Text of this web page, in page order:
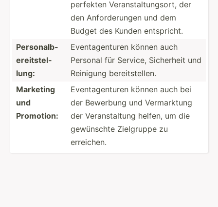
perfekten Verans­tal­tun­gsort, der
den Anford­erungen und dem
Budget des Kunden entspr­icht.
Person­alb­
ere­its­tel­
lung:
Eventa­gen­turen können auch
Personal für Service, Sicherheit und
Reinigung bereit­ste­llen.
Marketing
und
Promotion:
Eventa­gen­turen können auch bei
der Bewerbung und Vermar­ktung
der Verans­taltung helfen, um die
gewünschte Zielgruppe zu
erreichen.